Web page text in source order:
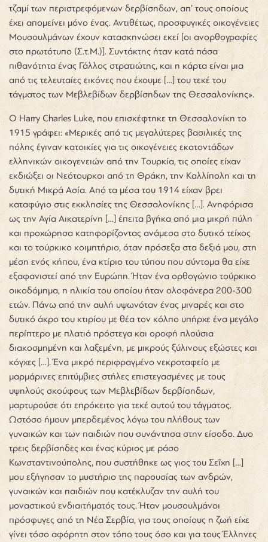
τζαμί των περιστρεφόμενων δερβίσηδων, απ’ τους οποίους
έχει απομείνει μόνο ένας. Αντιθέτως, προσφυγικές οικογένειες
Μουσουλμάνων έχουν κατασκηνώσει εκεί [οι ανορθογραφίες
στο πρωτότυπο (Σ.τ.Μ.)]. Συντάκτης ήταν κατά πάσα
πιθανότητα ένας Γάλλος στρατιώτης, και η κάρτα είναι μια
από τις τελευταίες εικόνες που έχουμε […] του τεκέ του
τάγματος των Μεβλεβίδων δερβίσηδων της Θεσσαλονίκης».
Ο Harry Charles Luke, που επισκέφτηκε τη Θεσσαλονίκη το
1915 γράφει: «Μερικές από τις μεγαλύτερες βασιλικές της
πόλης έγιναν κατοικίες για τις οικογένειες εκατοντάδων
ελληνικών οικογενειών από την Τουρκία, τις οποίες είχαν
εκδιώξει οι Νεότουρκοι από τη Θράκη, την Καλλίπολη και τη
δυτική Μικρά Ασία. Από τα μέσα του 1914 είχαν βρει
καταφύγιο στις εκκλησίες της Θεσσαλονίκης […]. Ανηφόρισα
ως την Αγία Αικατερίνη […] έπειτα βγήκα από μια μικρή πύλη
και προχώρησα κατηφορίζοντας ανάμεσα στο δυτικό τείχος
και το τούρκικο κοιμητήριο, όταν πρόσεξα στα δεξιά μου, στη
μέση ενός κήπου, ένα κτίριο του τύπου που σύντομα θα είχε
εξαφανιστεί από την Ευρώπη. Ήταν ένα ορθογώνιο τούρκικο
οικοδόμημα, η ηλικία του οποίου ήταν ολοφάνερα 200-300
ετών. Πάνω από την αυλή υψωνόταν ένας μιναρές και στο
δυτικό άκρο του κτιρίου με θέα τον κόλπο υπήρχε ένα μεγάλο
περίπτερο με πλατιά πρόστεγα και οροφή πλούσια
διακοσμημένη και λαξεμένη, με μικρούς ξύλινους εξώστες και
κόγχες […]. Ένα μικρό περιφραγμένο νεκροταφείο με
μαρμάρινες επιτύμβιες στήλες επιστεγασμένες με τους
υψηλούς σκούφους των Μεβλεβίδων δερβίσηδων,
μαρτυρούσε ότι επρόκειτο για τεκέ αυτού του τάγματος.
Ωστόσο ήμουν μπερδεμένος λόγω του πλήθους των
γυναικών και των παιδιών που συνάντησα στην είσοδο. Δυο
τρεις δερβίσηδες και ένας κύριος με ράσο
Κωνσταντινούπολης, που συστήθηκε ως γιος του Σεΐχη […]
μου εξήγησαν το μυστήριο της παρουσίας των ανδρών,
γυναικών και παιδιών που κατέκλυζαν την αυλή του
μοναστικού ενδιαιτήματός τους. Ήταν μουσουλμάνοι
πρόσφυγες από τη Νέα Σερβία, για τους οποίους η ζωή είχε
γίνει τόσο αφόρητη στον τόπο τους όσο και για τους Έλληνες